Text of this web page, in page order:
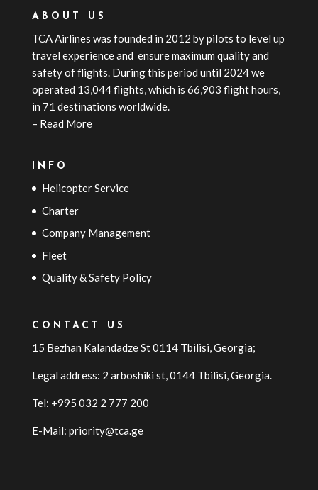
ABOUT US
TCAAirlines was founded in 2012 by pilots to level up
travel experience and ensure maximum quality and
safety of flights. During this period until 2024 we
operated 13,044 flights, which is 66,903 flight hours,
in 71 destinations worldwide.
– Read More
INFO
Helicopter Service
Charter
Company Management
Fleet
Quality & Safety Policy
CONTACT US
15 Bezhan Kalandadze St 0114 Tbilisi, Georgia;
Legal address: 2 arboshiki st, 0144 Tbilisi,Georgia.
Tel: +995 032 2 777 200
E-Mail: priority@tca.ge